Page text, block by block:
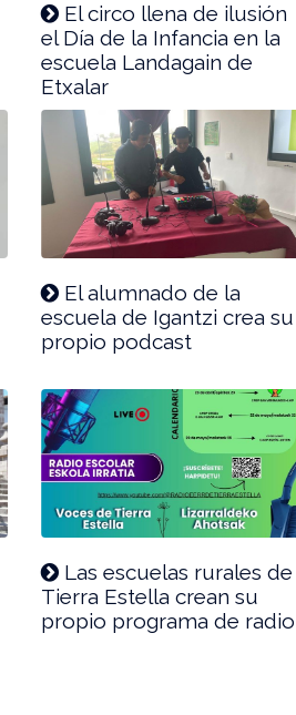
El circo llena de ilusión
el Día de la Infancia en la
escuela Landagain de
Etxalar
El alumnado de la
escuela de Igantzi crea su
propio podcast
Las escuelas rurales de
Tierra Estella crean su
propio programa de radio